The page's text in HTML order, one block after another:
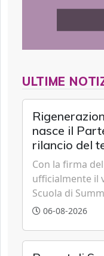
ULTIME
nasce il
rilancio del
Con la firma
ufficialmente il
Scuola di
partenariato
06-08-2026